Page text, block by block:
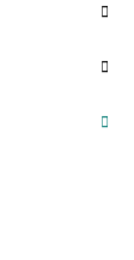
a
n
e
l
i